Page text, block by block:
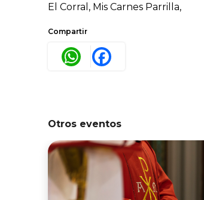
El Corral, Mis Carnes Parrilla,
Compartir
WhatsApp
Otros eventos